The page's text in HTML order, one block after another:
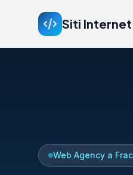
Siti Internet
Web Agency a